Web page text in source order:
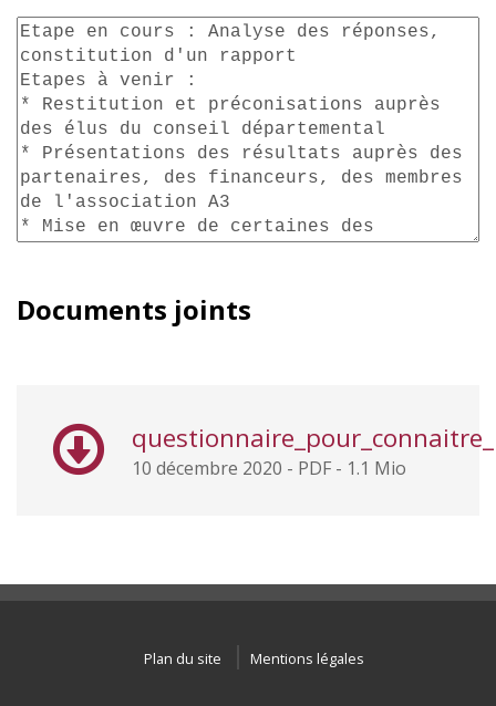
Documents joints
10 décembre 2020 - PDF - 1.1 Mio
Plan du site Mentions légales